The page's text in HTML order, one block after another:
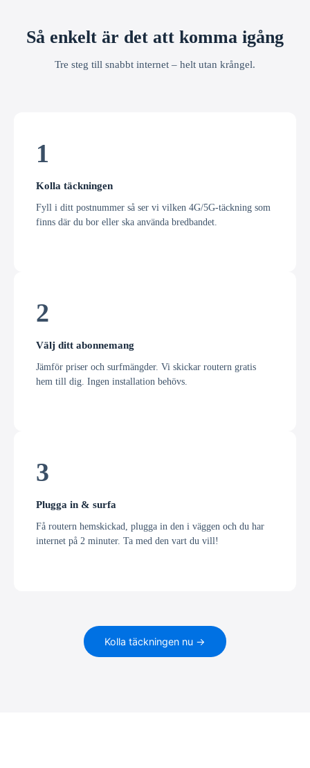
Så enkelt är det att komma igång
Tre steg till snabbt internet – helt utan krångel.
1
Kolla täckningen
Fyll i ditt postnummer så ser vi vilken 4G/5G-täckning som
finns där du bor eller ska använda bredbandet.
2
Välj ditt abonnemang
Jämför priser och surfmängder. Vi skickar routern gratis
hem till dig. Ingen installation behövs.
3
Plugga in & surfa
Få routern hemskickad, plugga in den i väggen och du har
internet på 2 minuter. Ta med den vart du vill!
Kolla täckningen nu →